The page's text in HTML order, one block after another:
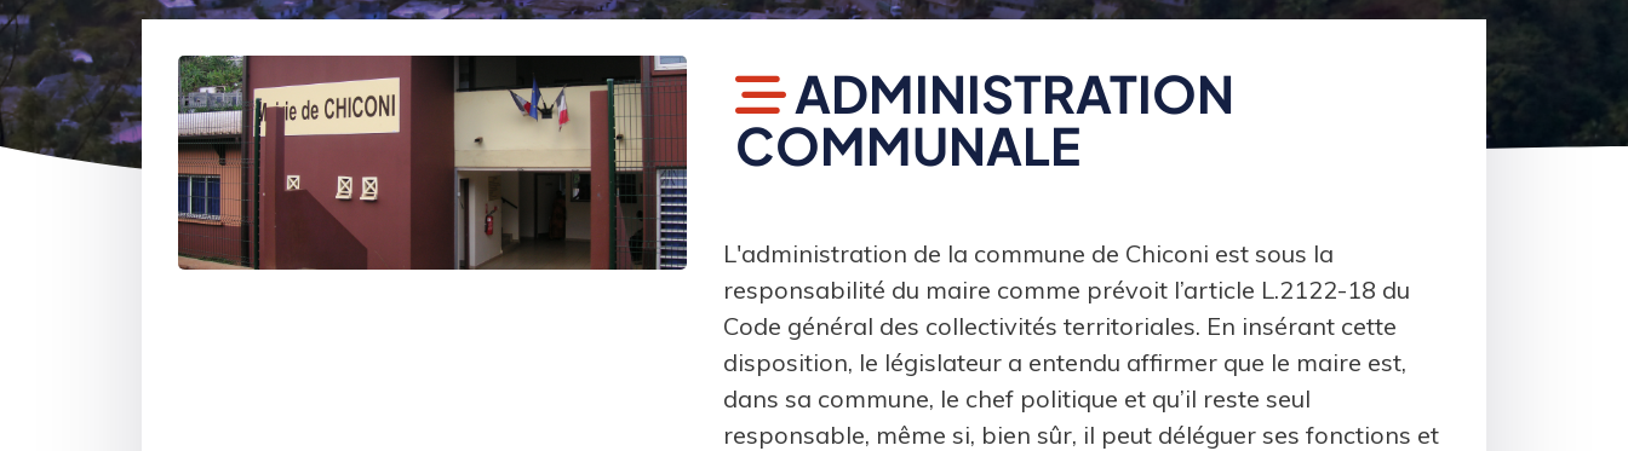
ADMINISTRATION
COMMUNALE
L'administration de la commune de Chiconi est sous la
responsabilité du maire comme prévoit l’article L.2122-18 du
Code général des collectivités territoriales. En insérant cette
disposition, le législateur a entendu affirmer que le maire est,
dans sa commune, le chef politique et qu’il reste seul
responsable, même si, bien sûr, il peut déléguer ses fonctions et